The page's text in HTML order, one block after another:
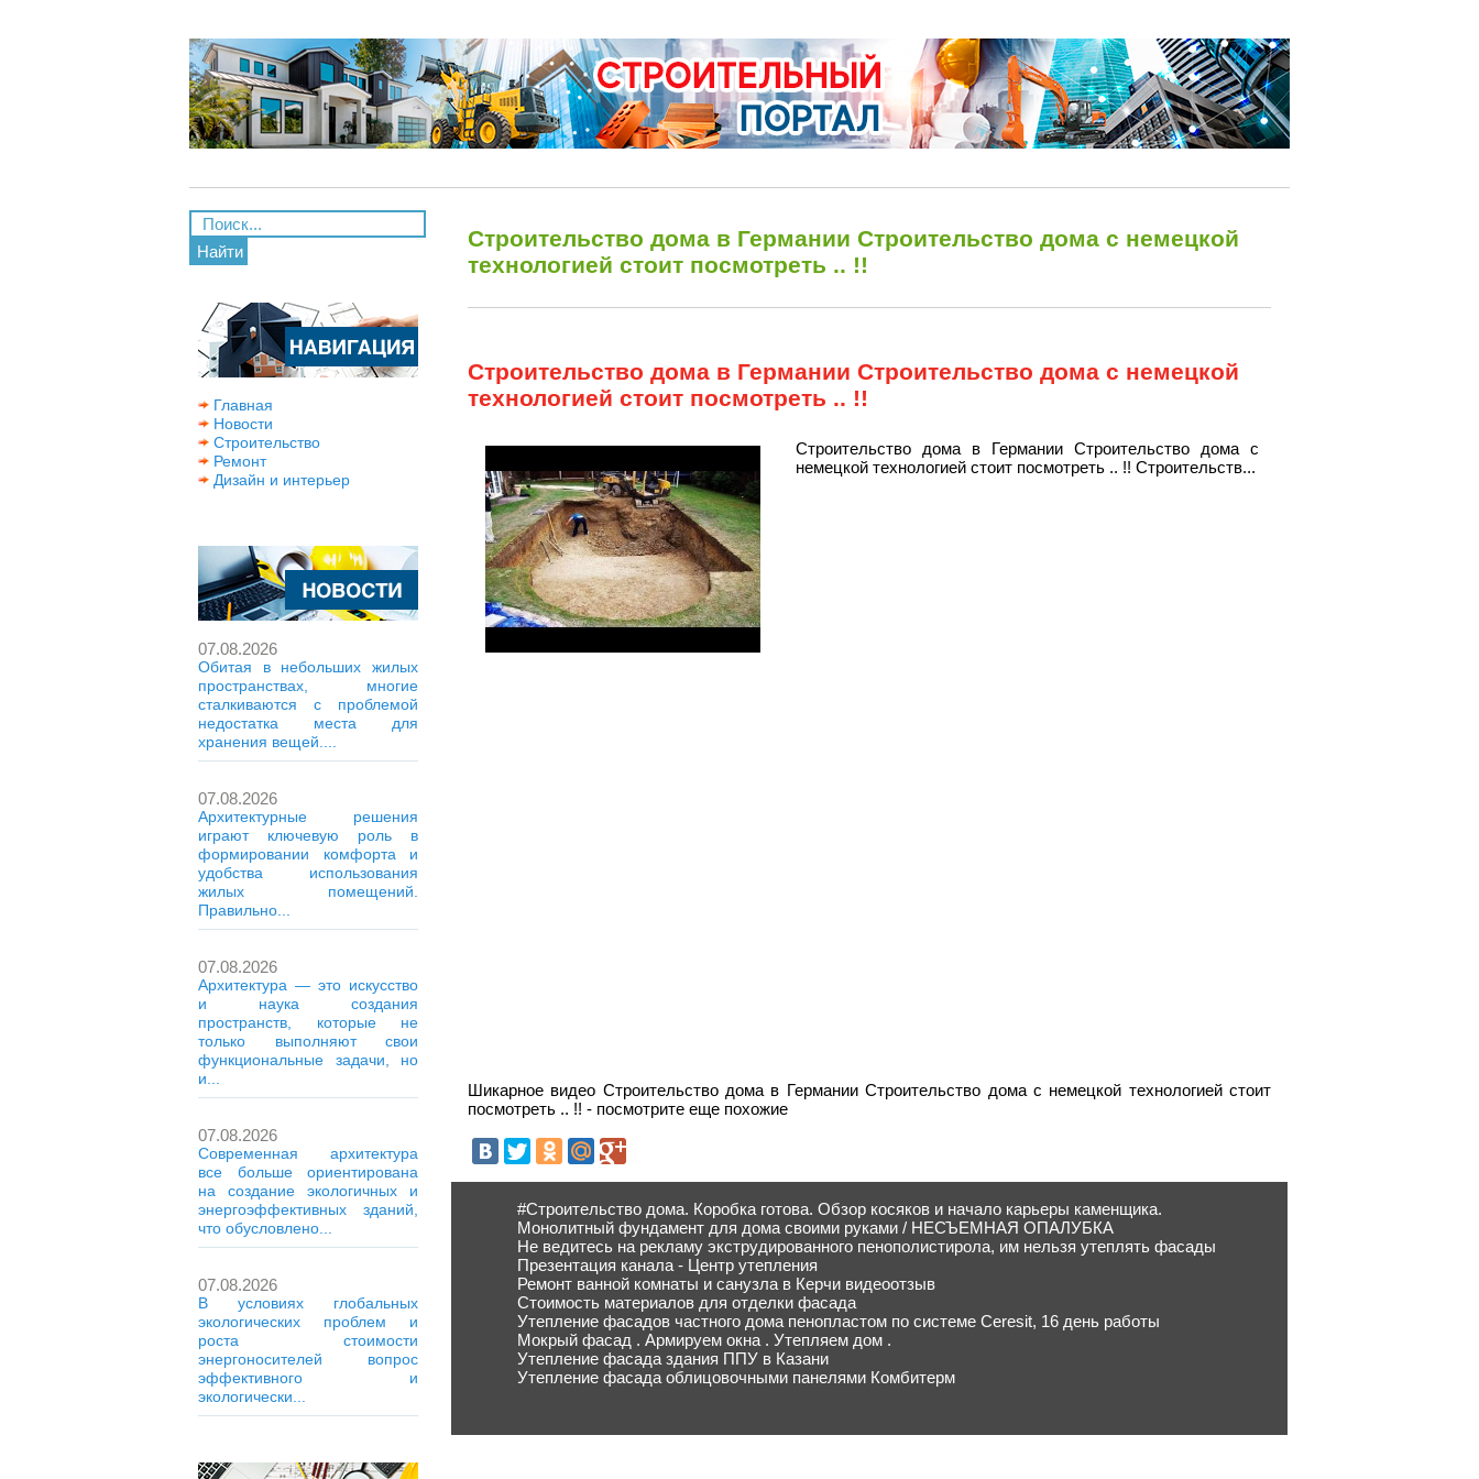
Найти
Главная
Новости
Строительство
Ремонт
Дизайн и интерьер
07.08.2026
Обитая в небольших жилых
пространствах, многие
сталкиваются с проблемой
недостатка места для
хранения вещей....
07.08.2026
Архитектурные решения
играют ключевую роль в
формировании комфорта и
удобства использования
жилых помещений.
Правильно...
07.08.2026
Архитектура — это искусство
и наука создания
пространств, которые не
только выполняют свои
функциональные задачи, но
и...
07.08.2026
Современная архитектура
все больше ориентирована
на создание экологичных и
энергоэффективных зданий,
что обусловлено...
07.08.2026
В условиях глобальных
экологических проблем и
роста стоимости
энергоносителей вопрос
эффективного и
экологически...
Строительство дома в Германии Строительство дома с немецкой
технологией стоит посмотреть .. !!
Строительство дома в Германии Строительство дома с немецкой
технологией стоит посмотреть .. !!
Строительство дома в Германии Строительство дома с
немецкой технологией стоит посмотреть .. !! Строительств...
Шикарное видео Строительство дома в Германии Строительство дома с немецкой технологией стоит
посмотреть .. !! - посмотрите еще похожие
#Строительство дома. Коробка готова. Обзор косяков и начало карьеры каменщика.
Монолитный фундамент для дома своими руками / НЕСЪЕМНАЯ ОПАЛУБКА
Не ведитесь на рекламу экструдированного пенополистирола, им нельзя утеплять фасады
Презентация канала - Центр утепления
Ремонт ванной комнаты и санузла в Керчи видеоотзыв
Стоимость материалов для отделки фасада
Утепление фасадов частного дома пенопластом по системе Ceresit, 16 день работы
Мокрый фасад . Армируем окна . Утепляем дом .
Утепление фасада здания ППУ в Казани
Утепление фасада облицовочными панелями Комбитерм